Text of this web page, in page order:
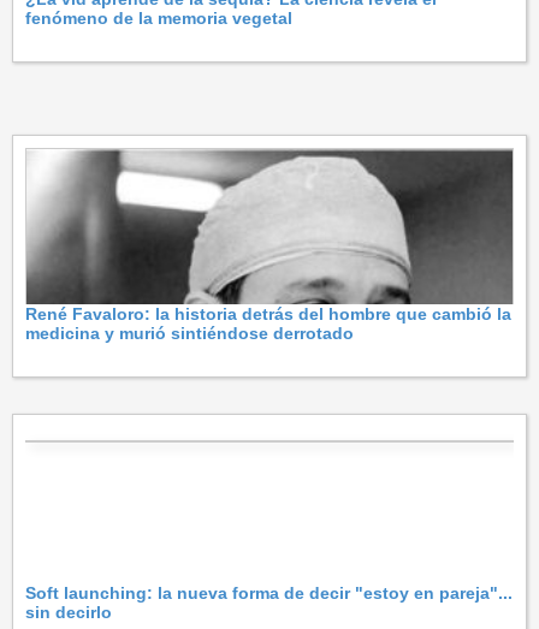
fenómeno de la memoria vegetal
René Favaloro: la historia detrás del hombre que cambió la
medicina y murió sintiéndose derrotado
Soft launching: la nueva forma de decir "estoy en pareja"...
sin decirlo